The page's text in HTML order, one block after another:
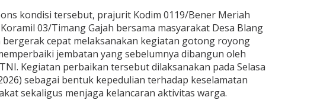
r
u
s
S
u
n
g
a
kondisi tersebut, prajurit Kodim 0119/Bener Meriah
03/Timang Gajah bersama masyarakat Desa Blang
bergerak cepat melaksanakan kegiatan gotong royong
jembatan yang sebelumnya dibangun oleh
Kegiatan perbaikan tersebut dilaksanakan pada Selasa
sebagai bentuk kepedulian terhadap keselamatan
sekaligus menjaga kelancaran aktivitas warga.